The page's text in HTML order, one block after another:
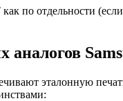
по отдельности
эталонную